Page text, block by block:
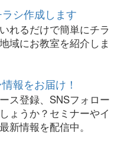
シ作成します
れるだけで簡単にチラ
域にお教室を紹介しま
報をお届け！
ス登録、SNSフォロー
ょうか？セミナーやイ
新情報を配信中。